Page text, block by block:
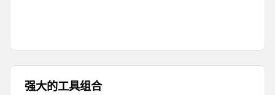
强大的工具组合